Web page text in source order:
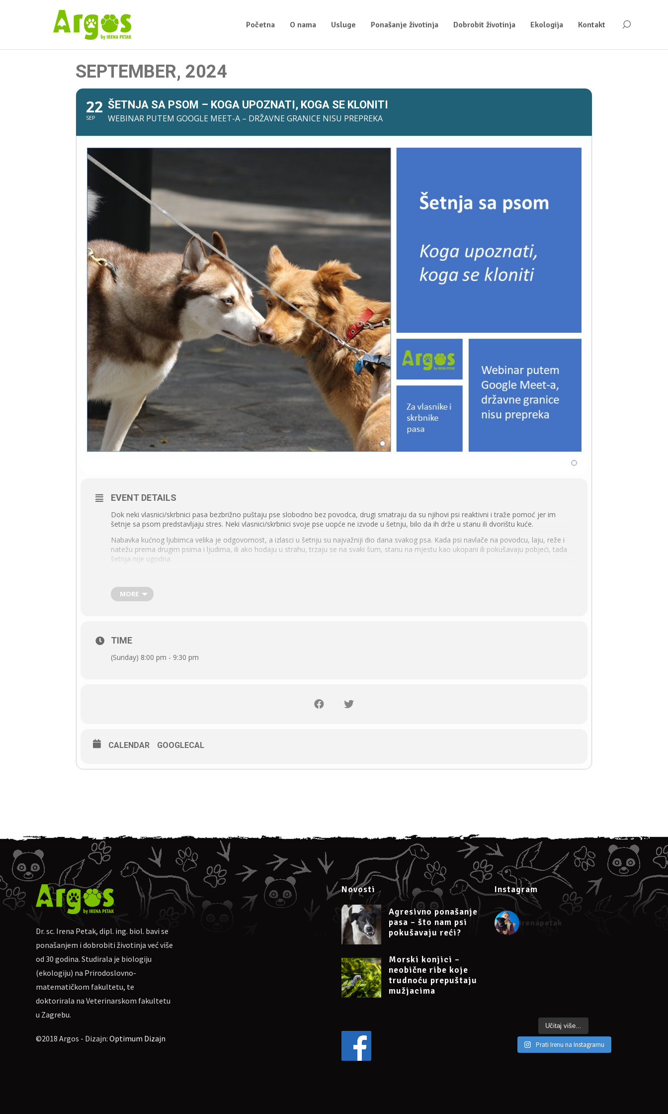
Početna O nama Usluge Ponašanje životinja Dobrobit životinja Ekologija Kontakt
SEPTEMBER, 2024
22
SEP
ŠETNJA SA PSOM – KOGA UPOZNATI, KOGA SE KLONITI
WEBINAR PUTEM GOOGLE MEET-A – DRŽAVNE GRANICE NISU PREPREKA
EVENT DETAILS
Dok neki vlasnici/skrbnici pasa bezbrižno puštaju pse slobodno bez povodca, drugi smatraju da su njihovi psi reaktivni i traže pomoć jer im
šetnje sa psom predstavljaju stres. Neki vlasnici/skrbnici svoje pse uopće ne izvode u šetnju, bilo da ih drže u stanu ili dvorištu kuće.
Nabavka kućnog ljubimca velika je odgovornost, a izlasci u šetnju su najvažniji dio dana svakog psa. Kada psi navlače na povodcu, laju, reže i
natežu prema drugim psima i ljudima, ili ako hodaju u strahu, trzaju se na svaki šum, stanu na mjestu kao ukopani ili pokušavaju pobjeći, tada
šetnja nije ugodna.
Osnove pseće komunikacije i zašto je njuškanje tako važno
Koga upoznati, koga se kloniti
On-line ulaznice
Cijena sudjelovanja za jednu osobu je
Za one koji su prethodno slušali 3 moja webinara cijena 4. je 20 €.
Za uplatu: IBANHR4623600001102710189, obrt Argos, vl. Irena Petak.
Ako nekome više odgovara, moguća uplata na
PayPal dr.sc.irena.petak@gmail.com
Molim naznačiti: „Za webinar o šetanju pasa 22. 9. 2024.“, te pošaljite potvrdu o uplati na e-maildr.sc.irena.petak@gmail.com
Oni koji pošalju potvrdu o uplati primit će na e-mail link za uključivanje na Google Meet.
Napomena: sudjelovanje na webinaru može se otkazati najkasnije 24 sata prije početka.
Više informacija na Facebook eventu
https://www.facebook.com/events/511122988289764/
MORE
TIME
(Sunday) 8:00 pm - 9:30 pm
CALENDAR GOOGLECAL
Dr. sc. Irena Petak, dipl. ing. biol. bavi se
ponašanjem i dobrobiti životinja već više
od 30 godina. Studirala je biologiju
(ekologiju) na Prirodoslovno-
matematičkom fakultetu, te
doktorirala na Veterinarskom fakultetu
u Zagrebu.
©2018 Argos - Dizajn: Optimum Dizajn
Novosti
Agresivno ponašanje
pasa – što nam psi
pokušavaju reći?
Morski konjici –
neobične ribe koje
trudnoću prepuštaju
mužjacima
Instagram
irenapetak
Učitaj više...
Prati Irenu na Instagramu